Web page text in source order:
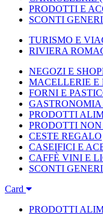
PRODOTTI E
SCONTI
TURISMO E
RIVIERA
NEGOZI E
MACELLERIE E
FORNI E
GASTRONOMIA
PRODOTTI
PRODOTTI
CESTE REGALO
CASEIFICI E
CAFFÈ VINI E
SCONTI
Card
PRODOTTI